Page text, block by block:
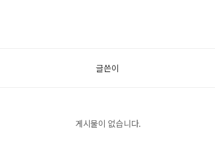
글쓴이
게시물이 없습니다.